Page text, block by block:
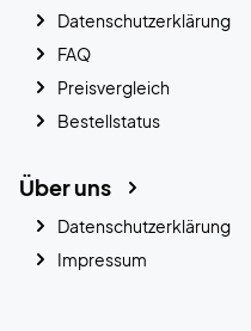
Datenschutzerklärung
FAQ
Preisvergleich
Bestellstatus
Über uns
Datenschutzerklärung
Impressum